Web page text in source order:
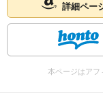
詳細ペー
本ページはアフ